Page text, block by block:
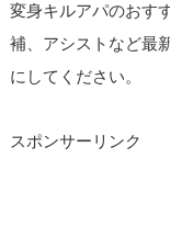
変身キルアパのおす
補、アシストなど最
にしてください。
スポンサーリンク